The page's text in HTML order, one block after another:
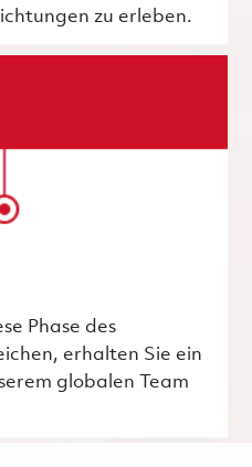
zu erleben.
Phase des
erhalten Sie ein
globalen Team